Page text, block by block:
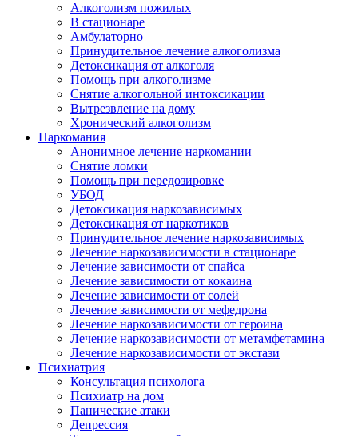
Алкоголизм пожилых
В стационаре
Амбулаторно
Принудительное лечение алкоголизма
Детоксикация от алкоголя
Помощь при алкоголизме
Снятие алкогольной интоксикации
Вытрезвление на дому
Хронический алкоголизм
Наркомания
Анонимное лечение наркомании
Снятие ломки
Помощь при передозировке
УБОД
Детоксикация наркозависимых
Детоксикация от наркотиков
Принудительное лечение наркозависимых
Лечение наркозависимости в стационаре
Лечение зависимости от спайса
Лечение зависимости от кокаина
Лечение зависимости от солей
Лечение зависимости от мефедрона
Лечение наркозависимости от героина
Лечение наркозависимости от метамфетамина
Лечение наркозависимости от экстази
Психиатрия
Консультация психолога
Психиатр на дом
Панические атаки
Депрессия